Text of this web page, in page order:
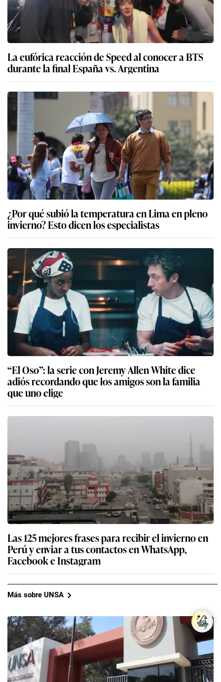
La eufórica reacción de Speed al conocer a BTS
durante la final España vs. Argentina
¿Por qué subió la temperatura en Lima en pleno
invierno? Esto dicen los especialistas
“El Oso”: la serie con Jeremy Allen White dice
adiós recordando que los amigos son la familia
que uno elige
Las 125 mejores frases para recibir el invierno en
Perú y enviar a tus contactos en WhatsApp,
Facebook e Instagram
Más sobre UNSA